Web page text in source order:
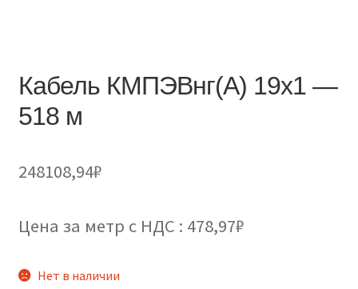
Кабель КМПЭВнг(А) 19х1 —
518 м
248108,94₽
Цена за метр с НДС : 478,97₽
Нет в наличии